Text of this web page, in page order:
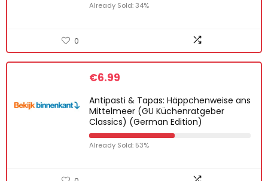
Already Sold: 34%
0
€6.99
Antipasti & Tapas: Häppchenweise ans
Mittelmeer (GU Küchenratgeber
Classics) (German Edition)
Already Sold: 53%